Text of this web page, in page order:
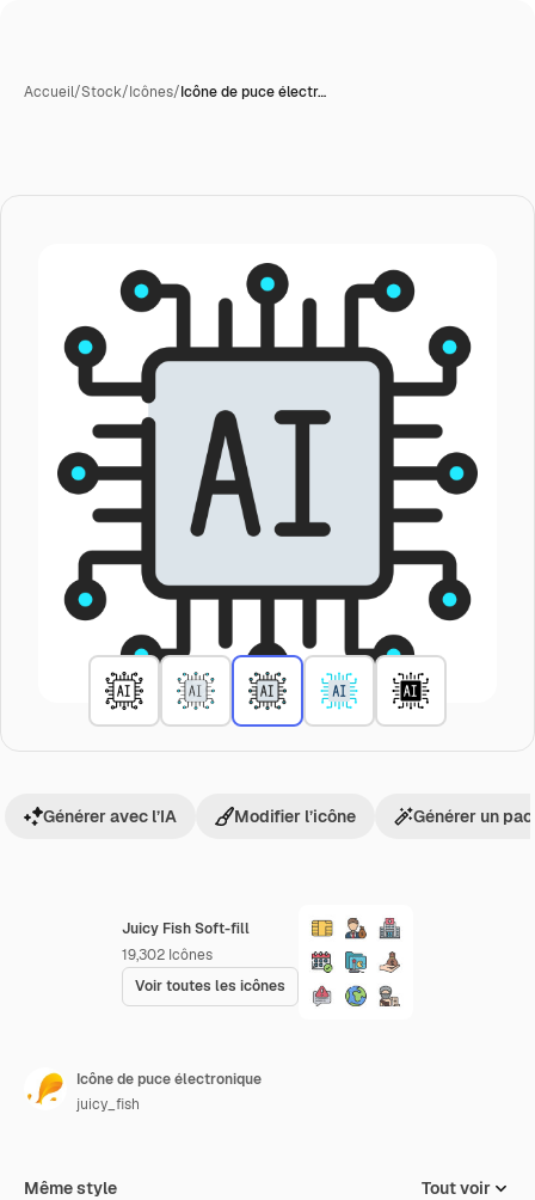
Accueil/Stock/Icônes/Icône de puce électr…
Juicy Fish Soft-fill
19,302 Icônes
Voir toutes les icônes
Générer avec l’IA Modifier l’icône Générer un
Icône de puce électronique
juicy_fish
Même style Tout voir